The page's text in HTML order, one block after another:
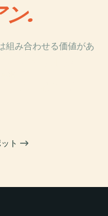
ン.
組み合わせる価値があ
ト